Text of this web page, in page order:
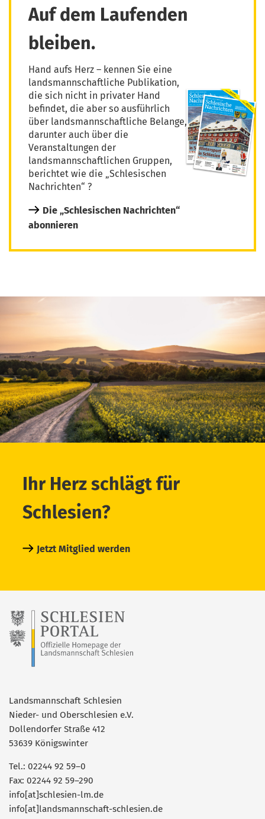
Auf dem Laufenden
bleiben.
Hand aufs Herz – kennen Sie eine
landsmannschaftliche Publikation,
die sich nicht in privater Hand
befindet, die aber so ausführlich
über landsmannschaftliche Belange,
darunter auch über die
Veranstaltungen der
landsmannschaftlichen Gruppen,
berichtet wie die „Schlesischen
Nachrichten“ ?
Die „Schlesischen Nachrichten“
abonnieren
Ihr Herz schlägt für
Schlesien?
Jetzt Mitglied werden
Landsmannschaft Schlesien
Nieder- und Oberschlesien e.V.
Dollendorfer Straße 412
53639 Königswinter
Tel.: 02244 92 59–0
Fax: 02244 92 59–290
info[at]schlesien-lm.de
info[at]landsmannschaft-schlesien.de